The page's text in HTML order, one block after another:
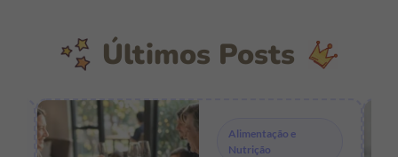
Últimos Posts
Alimentação e
Nutrição